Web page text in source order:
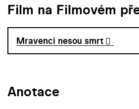
Film na Filmovém
Mravenci nesou smrt
Anotace